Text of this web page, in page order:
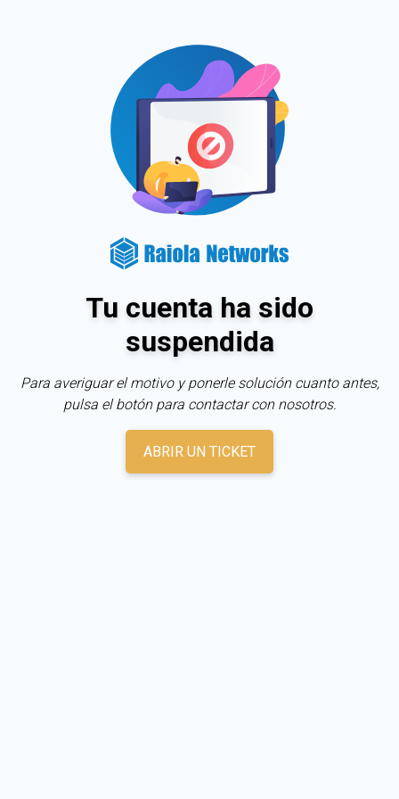
Tu cuenta ha sido
suspendida
Para averiguar el motivo y ponerle solución cuanto antes,
pulsa el botón para contactar con nosotros.
ABRIR UN TICKET